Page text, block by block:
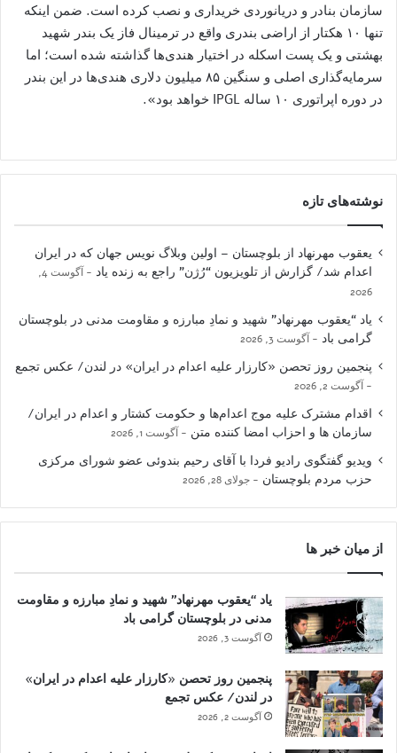
سازمان بنادر و دریانوردی خریداری و نصب کرده است. ضمن اینکه
تنها ۱۰ هکتار از اراضی بندری واقع در ترمینال فاز یک بندر شهید
بهشتی و یک پست اسکله در اختیار هندی‌ها گذاشته شده است؛ اما
سرمایه‌گذاری اصلی و سنگین ۸۵ میلیون دلاری هندی‌ها در این بندر
در دوره اپراتوری ۱۰ ساله IPGL خواهد بود».
نوشته‌های تازه
یعقوب مهرنهاد از بلوچستان – اولین وبلاگ نویس جهان که در ایران
اعدام شد/ گزارش از تلویزیون “رُژن” راجع به زنده یاد
آگوست 4,
2026
یاد “یعقوب مهرنهاد” شهید و نمادِ مبارزه و مقاومت مدنی در بلوچستان
گرامی باد
آگوست 3, 2026
پنجمین روز تحصن «کارزار علیه اعدام در ایران» در لندن/ عکس تجمع
آگوست 2, 2026
اقدام مشترک علیه موج اعدام‌ها و حکومت کشتار و اعدام در ایران/
سازمان ها و احزاب امضا کننده متن
آگوست 1, 2026
ویدیو گفتگوی رادیو فردا با آقای رحیم بندوئی عضو شورای مرکزی
حزب مردم بلوچستان
جولای 28, 2026
از میان خبر ها
یاد “یعقوب مهرنهاد” شهید و نمادِ مبارزه و مقاومت
مدنی در بلوچستان گرامی باد
آگوست 3, 2026
پنجمین روز تحصن «کارزار علیه اعدام در ایران»
در لندن/ عکس تجمع
آگوست 2, 2026